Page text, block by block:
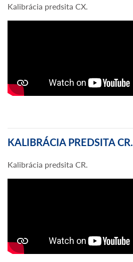
Kalibrácia predsita CX.
KALIBRÁCIA PREDSITA CR.
Kalibrácia predsita CR.